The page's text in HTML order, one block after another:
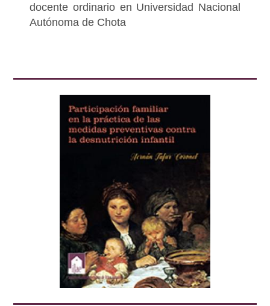
docente ordinario en Universidad Nacional
Autónoma de Chota